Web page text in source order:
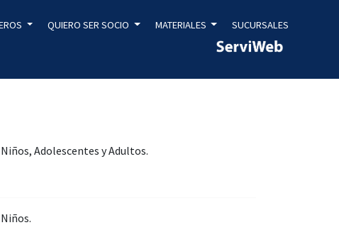
QUIERO SER SOCIO MATERIALES SUCURSALES
Adolescentes y Adultos.